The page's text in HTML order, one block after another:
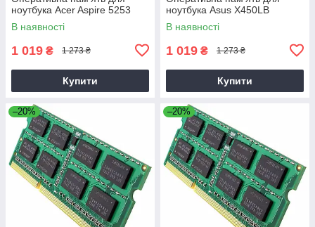
ноутбука Acer Aspire 5253
В наявності
1 019 ₴ 1 273 ₴
Купити
ноутбука Asus X450LB
В наявності
1 019 ₴ 1 273 ₴
Купити
–20% –20%